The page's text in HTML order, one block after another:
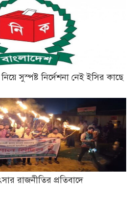
সুস্পষ্ট নির্দেশনা নেই ইসির কাছে
রাজনীতির প্রতিবাদে